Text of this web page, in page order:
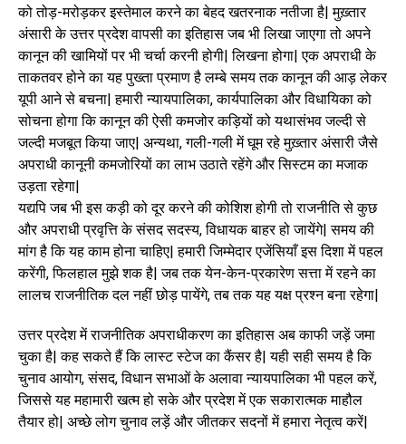
को तोड़-मरोड़कर इस्तेमाल करने का बेहद खतरनाक नतीजा है| मुख़्तार
अंसारी के उत्तर प्रदेश वापसी का इतिहास जब भी लिखा जाएगा तो अपने
कानून की खामियों पर भी चर्चा करनी होगी| लिखना होगा| एक अपराधी के
ताकतवर होने का यह पुख्ता प्रमाण है लम्बे समय तक कानून की आड़ लेकर
यूपी आने से बचना| हमारी न्यायपालिका, कार्यपालिका और विधायिका को
सोचना होगा कि कानून की ऐसी कमजोर कड़ियों को यथासंभव जल्दी से
जल्दी मजबूत किया जाए| अन्यथा, गली-गली में घूम रहे मुख़्तार अंसारी जैसे
अपराधी कानूनी कमजोरियों का लाभ उठाते रहेंगे और सिस्टम का मजाक
उड़ता रहेगा|
यद्यपि जब भी इस कड़ी को दूर करने की कोशिश होगी तो राजनीति से कुछ
और अपराधी प्रवृत्ति के संसद सदस्य, विधायक बाहर हो जायेंगे| समय की
मांग है कि यह काम होना चाहिए| हमारी जिम्मेदार एजेंसियाँ इस दिशा में पहल
करेंगी, फिलहाल मुझे शक है| जब तक येन-केन-प्रकारेण सत्ता में रहने का
लालच राजनीतिक दल नहीं छोड़ पायेंगे, तब तक यह यक्ष प्रश्न बना रहेगा|
उत्तर प्रदेश में राजनीतिक अपराधीकरण का इतिहास अब काफी जड़ें जमा
चुका है| कह सकते हैं कि लास्ट स्टेज का कैंसर है| यही सही समय है कि
चुनाव आयोग, संसद, विधान सभाओं के अलावा न्यायपालिका भी पहल करें,
जिससे यह महामारी खत्म हो सके और प्रदेश में एक सकारात्मक माहौल
तैयार हो| अच्छे लोग चुनाव लड़ें और जीतकर सदनों में हमारा नेतृत्व करें|